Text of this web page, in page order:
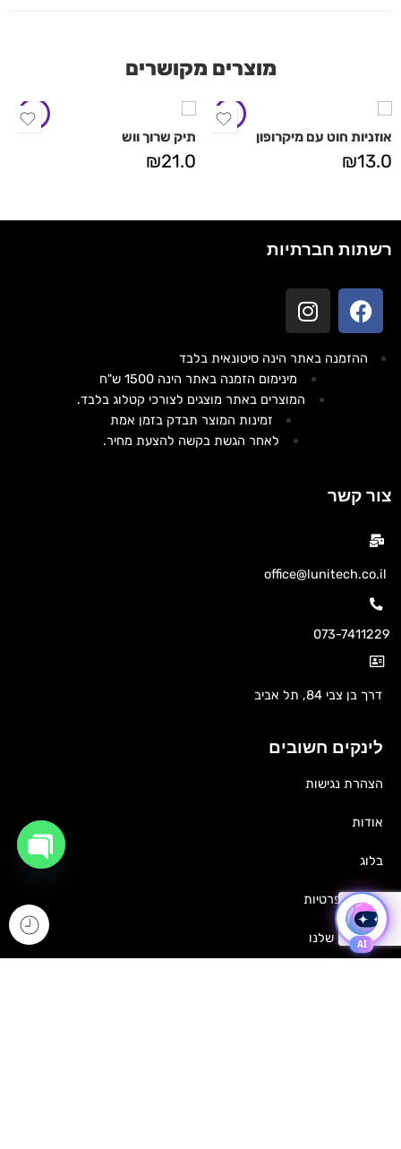
מוצרים מקושרים
אוזניות חוט עם מיקרופון
₪13.0
תיק שרוך ווש
₪21.0
לינקים חשובים
הצהרת נגישות
אודות
בלוג
מדיניות פרטיות
העבודות שלנו
צור קשר
office@lunitech.co.il
073-7411229
דרך בן צבי 84, תל אביב
רשתות חברתיות
ההזמנה באתר הינה סיטונאית בלבד
מינימום הזמנה באתר הינה 1500 ש"ח
המוצרים באתר מוצגים לצורכי קטלוג בלבד.
זמינות המוצר תבדק בזמן אמת
לאחר הגשת בקשה להצעת מחיר.